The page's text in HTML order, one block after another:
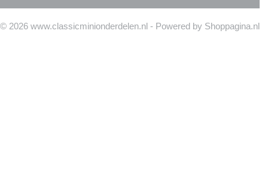
© 2026 www.classicminionderdelen.nl - Powered by Shoppagina.nl